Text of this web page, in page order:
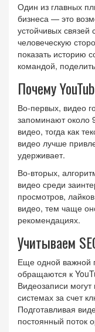
Один из главных
бизнеса — это
устойчивых
человеческую
показать историю
командой,
Почему
Во-первых, видео
запоминают около
видео, тогда как
видео лучше
удерживает.
Во-вторых,
видео среди
просмотров,
видео, тем чаще
рекомендациях.
Учитываем
Еще одной важной
обращаются к
Видеозаписи могут
системах за счет
Подготавливая
постоянный поток